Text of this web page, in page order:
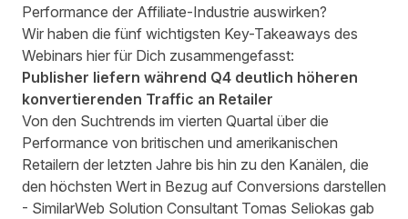
Performance der Affiliate-Industrie auswirken?
Wir haben die fünf wichtigsten Key-Takeaways des
Webinars hier für Dich zusammengefasst:
Publisher liefern während Q4 deutlich höheren
konvertierenden Traffic an Retailer
Von den Suchtrends im vierten Quartal über die
Performance von britischen und amerikanischen
Retailern der letzten Jahre bis hin zu den Kanälen, die
den höchsten Wert in Bezug auf Conversions darstellen
- SimilarWeb Solution Consultant Tomas Seliokas gab